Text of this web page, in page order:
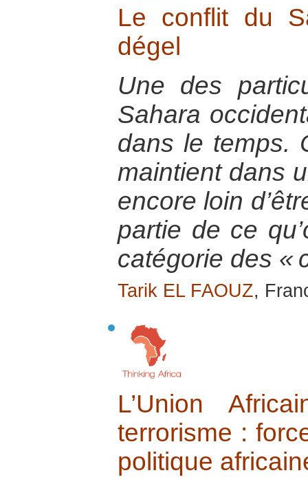
Le conflit du
dégel
Une des
Sahara
dans le temps.
maintient dans
encore loin
partie de ce
catégorie des «
Tarik EL FAOUZ,
L’Union
terrorisme :
politique